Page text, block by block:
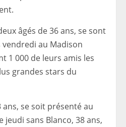
âgés de 36 ans, se sont
au Madison
1 000 de leurs amis les
grandes stars du
ans, se soit présenté au
sans Blanco, 38 ans,